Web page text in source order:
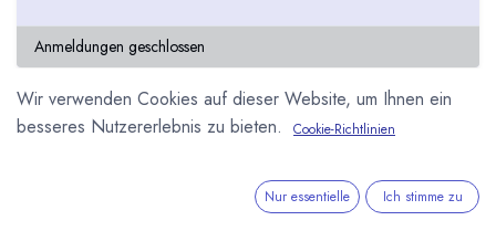
Anmeldungen geschlossen
Wir verwenden Cookies auf dieser Website, um Ihnen ein
besseres Nutzererlebnis zu bieten.
Cookie-Richtlinien
Nur essentielle Ich stimme zu